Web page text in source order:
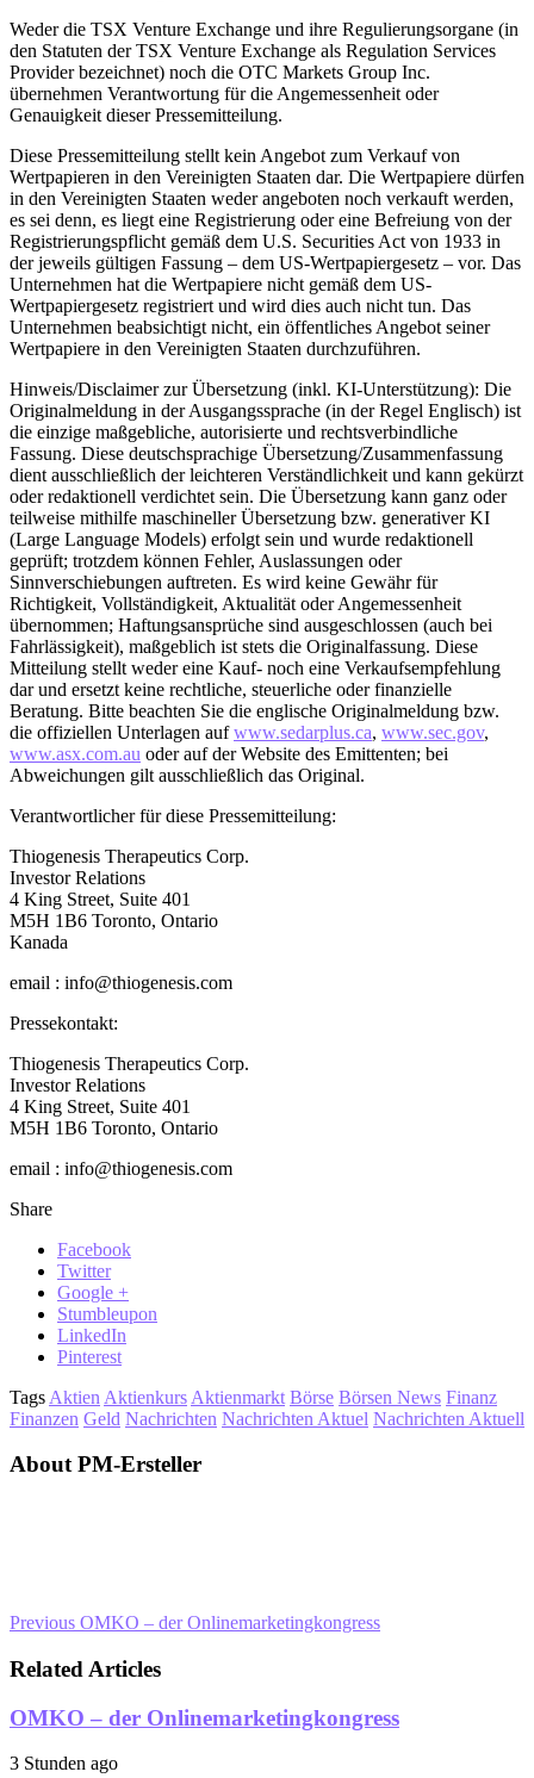
Weder die TSX Venture Exchange und ihre Regulierungsorgane (in
den Statuten der TSX Venture Exchange als Regulation Services
Provider bezeichnet) noch die OTC Markets Group Inc.
übernehmen Verantwortung für die Angemessenheit oder
Genauigkeit dieser Pressemitteilung.
Diese Pressemitteilung stellt kein Angebot zum Verkauf von
Wertpapieren in den Vereinigten Staaten dar. Die Wertpapiere dürfen
in den Vereinigten Staaten weder angeboten noch verkauft werden,
es sei denn, es liegt eine Registrierung oder eine Befreiung von der
Registrierungspflicht gemäß dem U.S. Securities Act von 1933 in
der jeweils gültigen Fassung – dem US-Wertpapiergesetz – vor. Das
Unternehmen hat die Wertpapiere nicht gemäß dem US-
Wertpapiergesetz registriert und wird dies auch nicht tun. Das
Unternehmen beabsichtigt nicht, ein öffentliches Angebot seiner
Wertpapiere in den Vereinigten Staaten durchzuführen.
Hinweis/Disclaimer zur Übersetzung (inkl. KI-Unterstützung): Die
Originalmeldung in der Ausgangssprache (in der Regel Englisch) ist
die einzige maßgebliche, autorisierte und rechtsverbindliche
Fassung. Diese deutschsprachige Übersetzung/Zusammenfassung
dient ausschließlich der leichteren Verständlichkeit und kann gekürzt
oder redaktionell verdichtet sein. Die Übersetzung kann ganz oder
teilweise mithilfe maschineller Übersetzung bzw. generativer KI
(Large Language Models) erfolgt sein und wurde redaktionell
geprüft; trotzdem können Fehler, Auslassungen oder
Sinnverschiebungen auftreten. Es wird keine Gewähr für
Richtigkeit, Vollständigkeit, Aktualität oder Angemessenheit
übernommen; Haftungsansprüche sind ausgeschlossen (auch bei
Fahrlässigkeit), maßgeblich ist stets die Originalfassung. Diese
Mitteilung stellt weder eine Kauf- noch eine Verkaufsempfehlung
dar und ersetzt keine rechtliche, steuerliche oder finanzielle
Beratung. Bitte beachten Sie die englische Originalmeldung bzw.
die offiziellen Unterlagen aufwww.sedarplus.ca, www.sec.gov,
www.asx.com.au oder auf der Website des Emittenten; bei
Abweichungen gilt ausschließlich das Original.
Verantwortlicher für diese Pressemitteilung:
Thiogenesis Therapeutics Corp.
Investor Relations
4 King Street, Suite 401
M5H 1B6 Toronto, Ontario
Kanada
email : info@thiogenesis.com
Pressekontakt:
Thiogenesis Therapeutics Corp.
Investor Relations
4 King Street, Suite 401
M5H 1B6 Toronto, Ontario
email : info@thiogenesis.com
Share
Facebook
Twitter
Google +
Stumbleupon
LinkedIn
Pinterest
Tags Aktien Aktienkurs Aktienmarkt Börse Börsen News Finanz
Finanzen Geld Nachrichten Nachrichten Aktuel Nachrichten Aktuell
About PM-Ersteller
Previous OMKO – der Onlinemarketingkongress
Related Articles
OMKO – der Onlinemarketingkongress
3 Stunden ago